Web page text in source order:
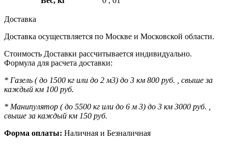
Доставка
Доставка осуществляется по Москве и Московской области.
Стоимость Доставки рассчитывается индивидуально.
Формула для расчета доставки:
* Газель ( до 1500 кг или до 2 м3) до 3 км 800 руб. , свыше за
каждый км 100 руб.
* Манипулятор ( до 5500 кг или до 6 м 3) до 3 км 3000 руб. ,
свыше за каждый км 150 руб.
Форма оплаты: Наличная и Безналичная